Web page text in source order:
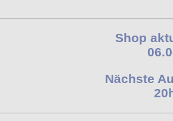
Shop
Nächste